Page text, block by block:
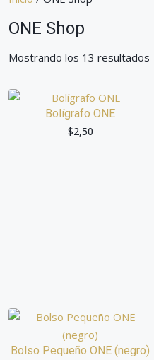
ONE Shop
Mostrando los 13 resultados
Bolígrafo ONE
$2,50
Bolso Pequeño ONE (negro)